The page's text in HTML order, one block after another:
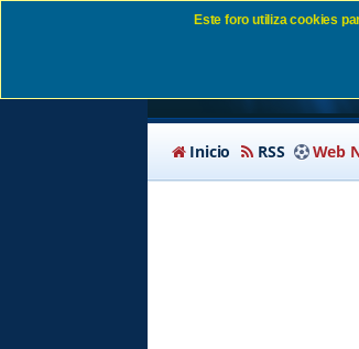
Segunda
Inicio RSS Web
Este foro utiliza cookies